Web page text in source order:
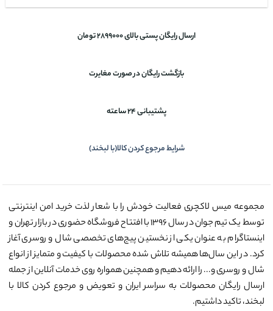
ارسال رایگان پستی بالای 2899000 تومان
بازگشت رایگان در صورت مغایرت
پشتیبانی 24 ساعته
شرایط مرجوع کردن کالا(با لبخند)
مجموعه میس لاکچری فعالیت خودش را با شعار لذت خرید امن اینترنتی
توسط یک تیم جوان در سال ۱۳۹۶ با افتتاح فروشگاه حضوری در بازار تهران و
اینستاگرام به عنوان یکی از نخستین پیج‌های تخصصی شال و روسری آغاز
کرد. در این سال‌ها همیشه تلاش شده محصولات با کیفیت و متمایز از انواع
شال و روسری و... را ارائه دهیم و همچنین همواره روی خدمات آنلاین از جمله
ارسال رایگان محصولات به سراسر ایران و تعویض و مرجوع کردن کالا با
لبخند، تاکید داشتیم.